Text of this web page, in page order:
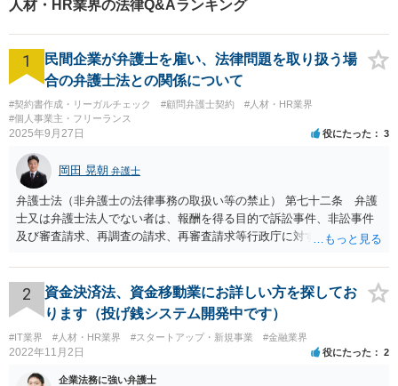
人材・HR業界の法律Q&Aランキング
1
民間企業が弁護士を雇い、法律問題を取り扱う場
合の弁護士法との関係について
#契約書作成・リーガルチェック #顧問弁護士契約
#人材・HR業界
#個人事業主・フリーランス
2025年9月27日 役にたった 3
岡田 晃朝 弁護士
弁護士法（非弁護士の法律事務の取扱い等の禁止） 第七十二条 弁護
士又は弁護士法人でない者は、報酬を得る目的で訴訟事件、非訟事件
及び審査請求、再調査の請求、再審査請求等行政庁に対する不服申立
の他の法律事務を取り扱い、又はこれらの周旋をすることを業とする
ことができない。ただし、この法律又は他の法律に別段の定めがある
場合は、この限りでない。 で、自身がする場合だけでなく、弁護士で
ないものに、あっせんしたりすることも違法ですから、問題になるか
と思います。
2
資金決済法、資金移動業にお詳しい方を探してお
ります（投げ銭システム開発中です）
#IT業界 #人材・HR業界 #スタートアップ・新規事業 #金融業界
2022年11月2日 役にたった 2
企業法務に強い弁護士